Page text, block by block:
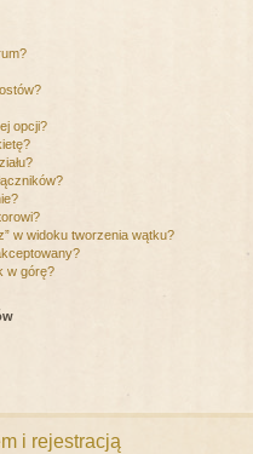
opcji?
w widoku tworzenia wątku?
w górę?
i rejestracją